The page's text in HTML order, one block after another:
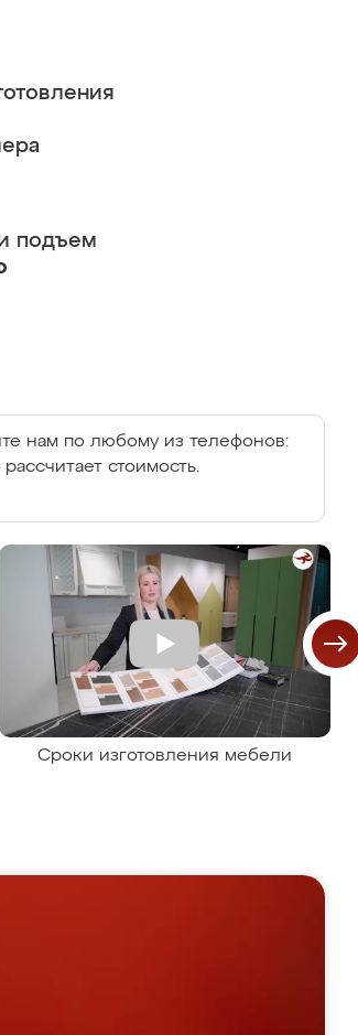
подъем
нам по любому из телефонов:
стоимость.
Сроки изготовления мебели